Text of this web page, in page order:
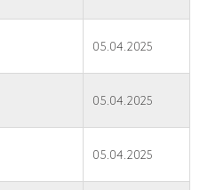
05.04.2025
05.04.2025
05.04.2025